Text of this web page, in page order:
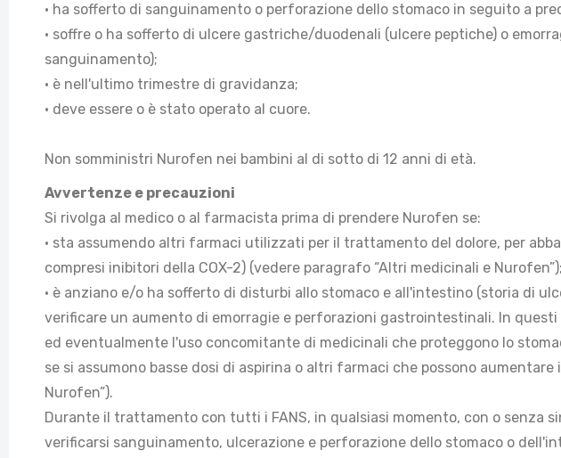
• ha sofferto di sanguinamento o perforazione dello stomaco in seguito a
• soffre o ha sofferto di ulcere gastriche/duodenali (ulcere peptiche) o
sanguinamento);
• è nell'ultimo trimestre di gravidanza;
• deve essere o è stato operato al cuore.
Non somministri Nurofen nei bambini al di sotto di 12 anni di età.
Avvertenze e precauzioni
Si rivolga al medico o al farmacista prima di prendere Nurofen se:
• sta assumendo altri farmaci utilizzati per il trattamento del dolore, per
compresi inibitori della COX-2) (vedere paragrafo “Altri medicinali e Nurofen”);
• è anziano e/o ha sofferto di disturbi allo stomaco e all'intestino (storia di
verificare un aumento di emorragie e perforazioni gastrointestinali. In
ed eventualmente l'uso concomitante di medicinali che proteggono lo
se si assumono basse dosi di aspirina o altri farmaci che possono
Nurofen”).
Durante il trattamento con tutti i FANS, in qualsiasi momento, con o senza
verificarsi sanguinamento, ulcerazione e perforazione dello stomaco o